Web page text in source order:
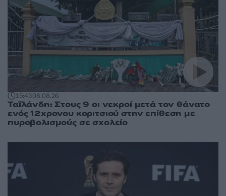
15:4308.08.26
Ταϊλάνδη: Στους 9 οι νεκροί μετά τον θάνατο
ενός 12χρονου κοριτσιού στην επίθεση με
πυροβολισμούς σε σχολείο